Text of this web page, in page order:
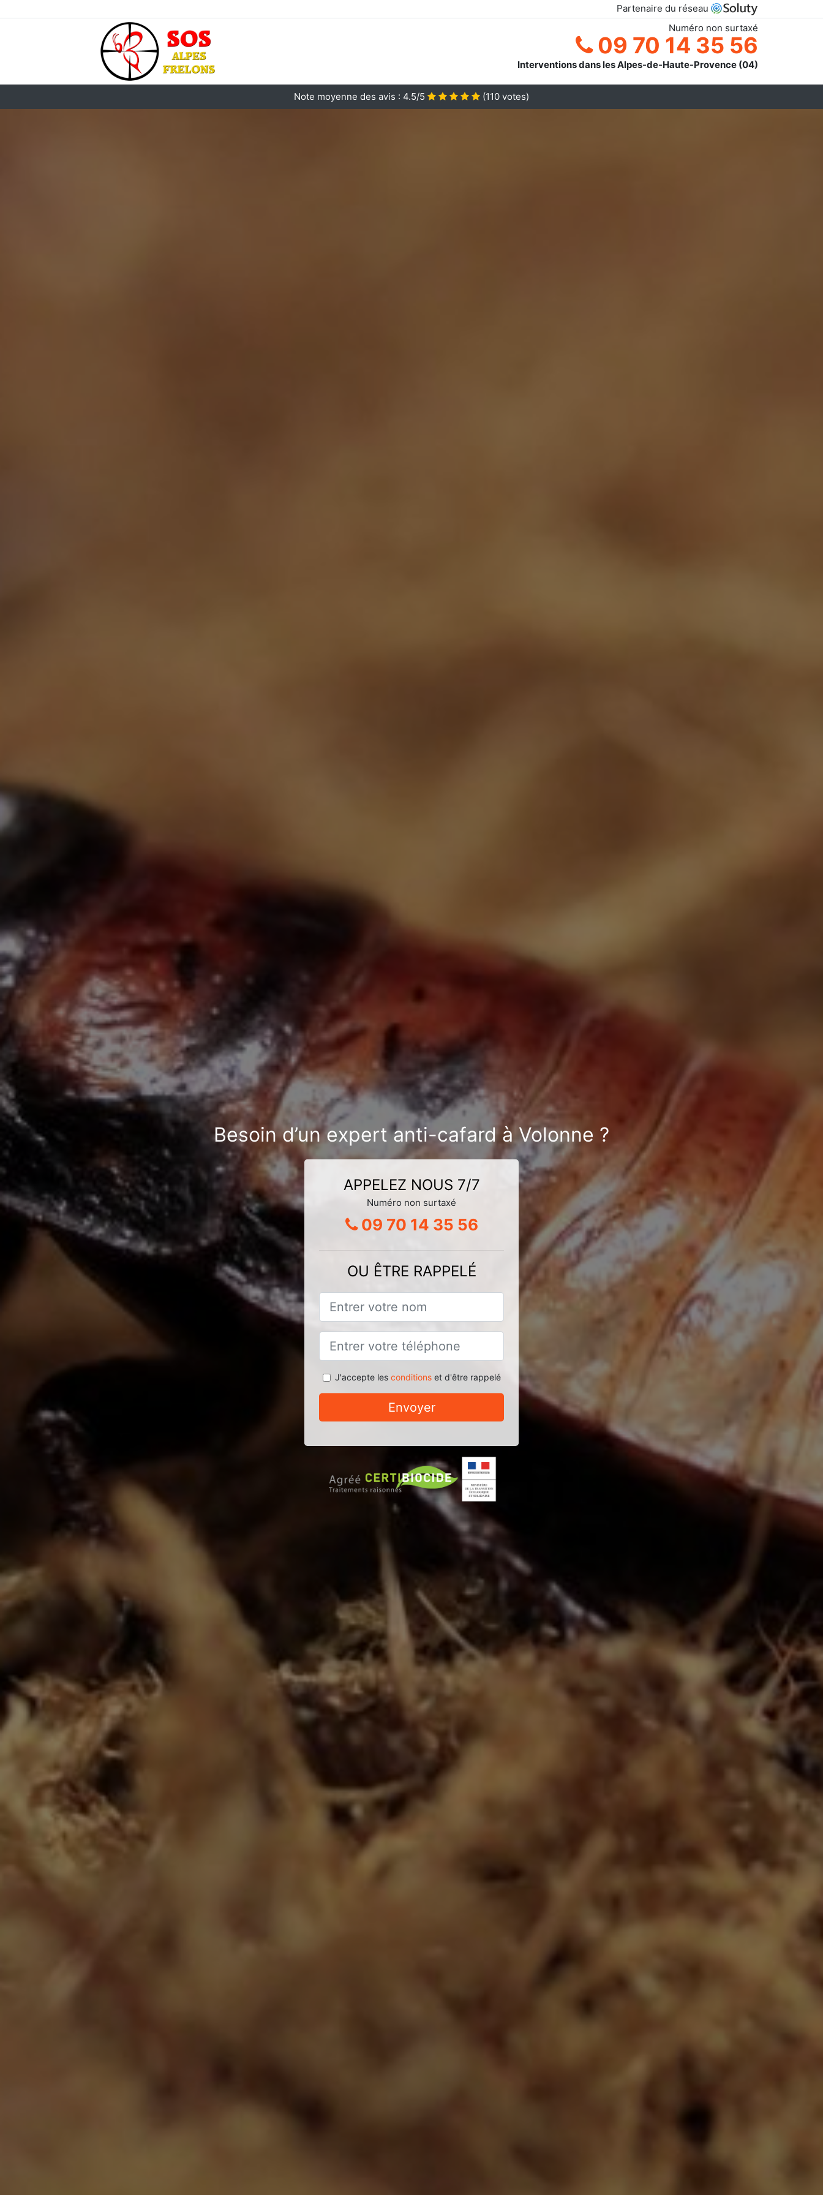
Partenaire du réseau
Numéro non surtaxé
09 70 14 35 56
Interventions dans les Alpes-de-Haute-Provence (04)
Note moyenne des avis : 4.5/5 (110 votes)
Besoin d’un expert anti-cafard à Volonne ?
APPELEZ NOUS 7/7
Numéro non surtaxé
09 70 14 35 56
OU ÊTRE RAPPELÉ
J'accepte les conditionset d'être rappelé
Envoyer